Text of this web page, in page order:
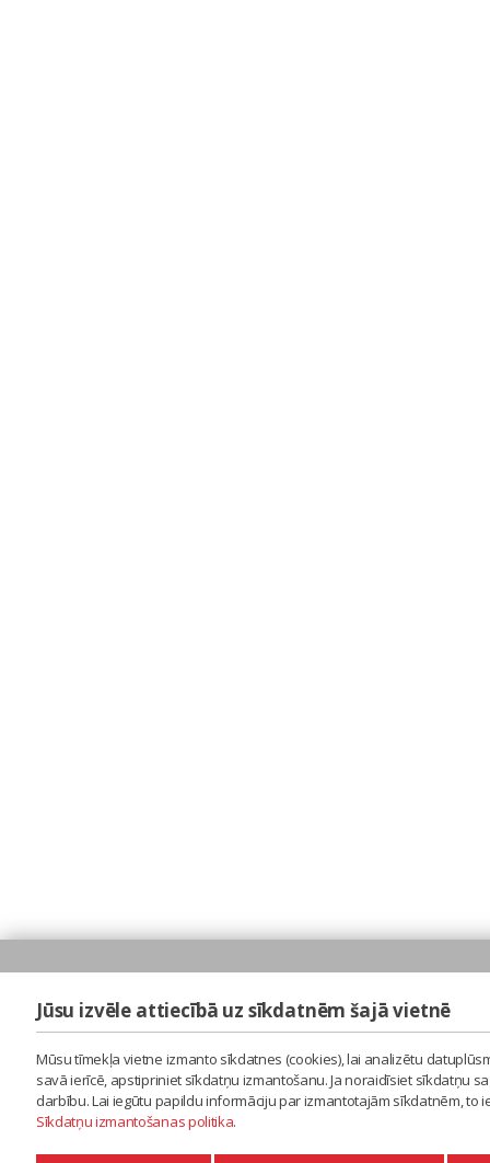
Jūsu izvēle attiecībā uz sīkdatnēm šajā vietnē
Mūsu tīmekļa vietne izmanto sīkdatnes (cookies), lai analizētu
savā ierīcē, apstipriniet sīkdatņu izmantošanu. Ja noraidīsiet sīkdatņu
darbību. Lai iegūtu papildu informāciju par izmantotajām sīkdatnēm,
Sīkdatņu izmantošanas politika.